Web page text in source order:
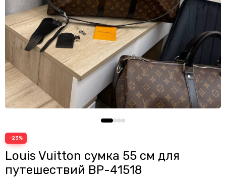
−23%
Louis Vuitton сумка 55 см для
путешествий BP-41518